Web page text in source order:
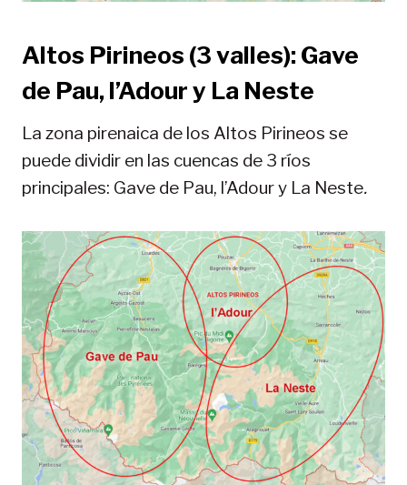
Altos Pirineos (3 valles): Gave
de Pau, l’Adour y La Neste
La zona pirenaica de los Altos Pirineos se
puede dividir en las cuencas de 3 ríos
principales: Gave de Pau, l’Adour y La Neste.